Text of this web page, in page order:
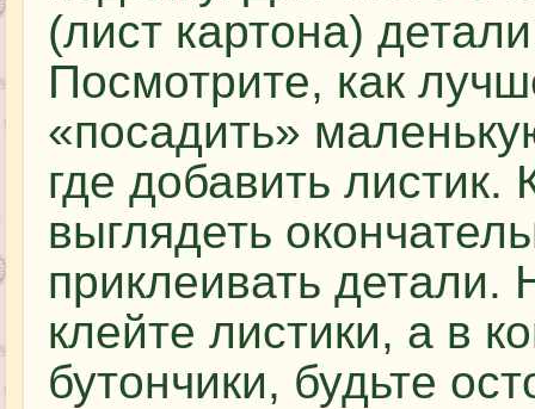
(лист картона)
Посмотрите, как
«посадить»
где добавить
выглядеть
приклеивать детали.
клейте листики, а в
бутончики, будьте